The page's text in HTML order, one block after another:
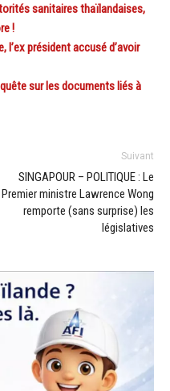
sanitaires thaïlandaises,
!
l’ex président accusé d’avoir
sur les documents liés à
Suivant
SINGAPOUR – POLITIQUE : Le
Premier ministre Lawrence Wong
remporte (sans surprise) les
législatives